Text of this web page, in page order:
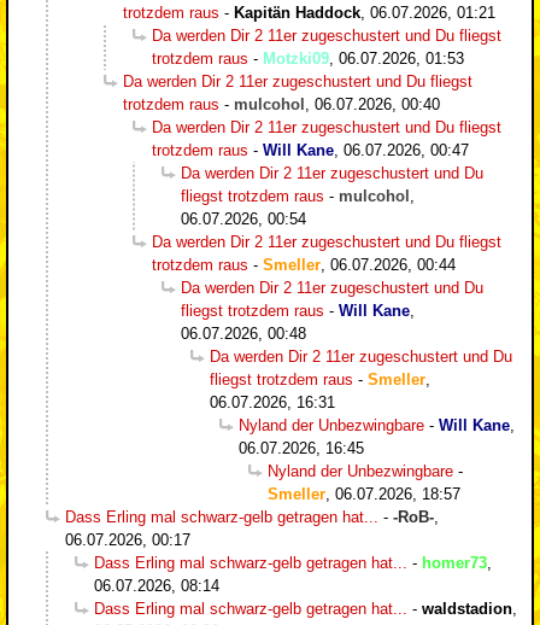
trotzdem raus - Kapitän Haddock 06.07.2026, 01:21
Da werden Dir 2 11er zugeschustert und Du fliegst
trotzdem raus - Motzki09 06.07.2026, 01:53
Da werden Dir 2 11er zugeschustert und Du fliegst
trotzdem raus - mulcohol
06.07.2026, 00:40
Da werden Dir 2 11er zugeschustert und Du fliegst
trotzdem raus - Will Kane 06.07.2026, 00:47
Da werden Dir 2 11er zugeschustert und Du
fliegst trotzdem raus - mulcohol
06.07.2026, 00:54
Da werden Dir 2 11er zugeschustert und Du fliegst
trotzdem raus - Smeller 06.07.2026, 00:44
Da werden Dir 2 11er zugeschustert und Du
fliegst trotzdem raus - Will Kane
06.07.2026, 00:48
Da werden Dir 2 11er zugeschustert und Du
fliegst trotzdem raus - Smeller
06.07.2026, 16:31
Nyland der Unbezwingbare - Will Kane
06.07.2026, 16:45
Nyland der Unbezwingbare -
Smeller 06.07.2026, 18:57
Dass Erling mal schwarz-gelb getragen hat...
- -RoB-
06.07.2026, 00:17
Dass Erling mal schwarz-gelb getragen hat...
- homer73
06.07.2026, 08:14
Dass Erling mal schwarz-gelb getragen hat...
- waldstadion